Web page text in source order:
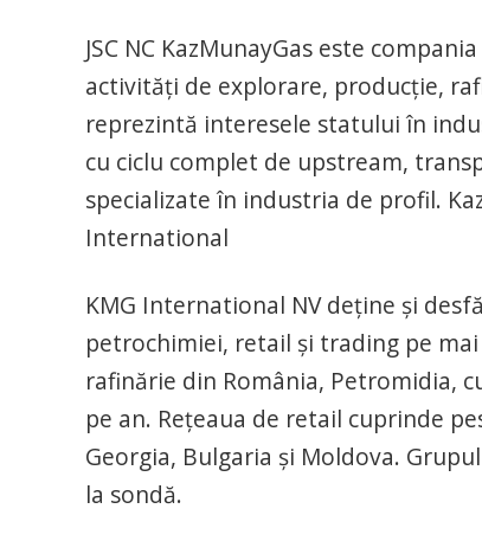
JSC NC KazMunayGas este
activităţi de explorare, producţie,
reprezintă interesele statului în
cu ciclu complet de upstream,
specializate în industria de profil.
International
KMG International NV deţine şi
petrochimiei, retail şi trading pe
rafinărie din România, Petromidia,
pe an. Reţeaua de retail cuprinde
Georgia, Bulgaria şi Moldova.
la sondă.